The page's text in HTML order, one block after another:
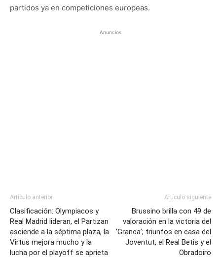
partidos ya en competiciones europeas.
Anuncios
Artículo anterior
Clasificación: Olympiacos y
Real Madrid lideran, el Partizan
asciende a la séptima plaza, la
Virtus mejora mucho y la
lucha por el playoff se aprieta
Artículo siguiente
Brussino brilla con 49 de
valoración en la victoria del
‘Granca’; triunfos en casa del
Joventut, el Real Betis y el
Obradoiro